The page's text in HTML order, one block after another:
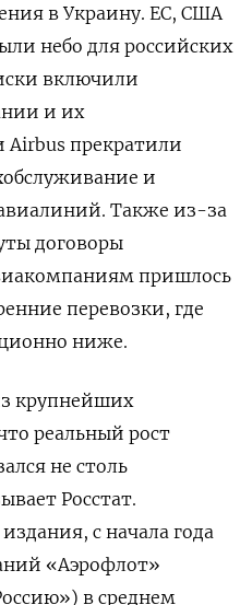
в Украину. ЕС, США
небо для российских
включили
и их
Airbus прекратили
и
Также из-за
договоры
пришлось
перевозки, где
ниже.
крупнейших
реальный рост
не столь
Росстат.
с начала года
«Аэрофлот»
в среднем